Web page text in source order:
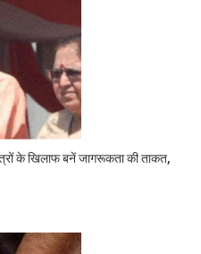
के खिलाफ बनें जागरूकता की ताकत,